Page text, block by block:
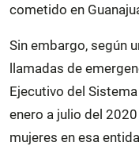
cometido en
Sin embargo, según
llamadas de
Ejecutivo del
enero a julio del
mujeres en esa